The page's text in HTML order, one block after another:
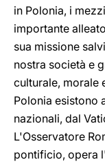
in Polonia, i
importante
sua missione
nostra società e
culturale, morale
Polonia esistono
nazionali, dal
L'Osservatore
pontificio, opera